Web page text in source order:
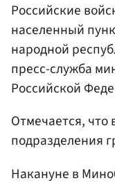
Российские
населенный
народной
пресс-служба
Российской
Отмечается, что
подразделения
Накануне в